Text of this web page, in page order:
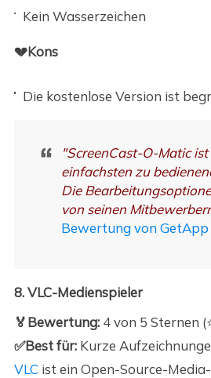
Kein Wasserzeichen
💔Kons
Die kostenlose Version ist
"ScreenCast-O-Matic
einfachsten zu
Die
von seinen
Bewertung von GetApp
8. VLC-Medienspieler
🏅Bewertung: 4 von 5 Sternen
✅Best für:Kurze
VLC ist ein Open-Source-